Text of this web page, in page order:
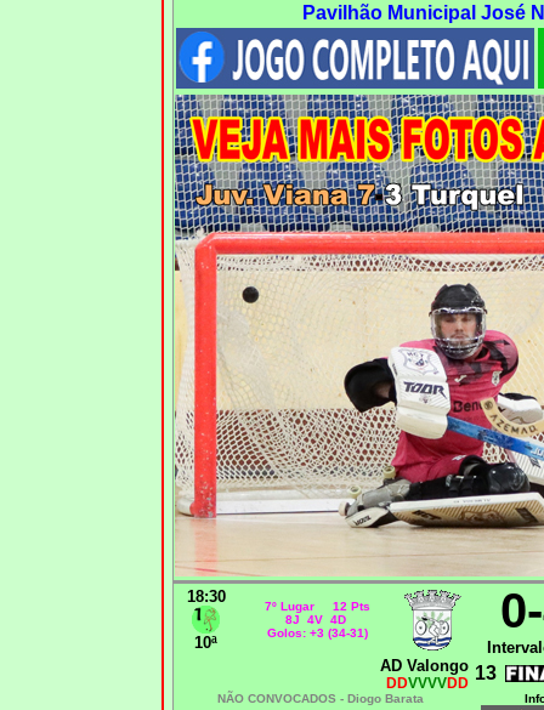
Pavilhão Municipal José
18:30
10ª
7º Lugar 12 Pts
8J 4V 4D
Golos: +3 (34-31)
AD Valongo
DDVVVVDD 13
NÃO CONVOCADOS - Diogo Barata